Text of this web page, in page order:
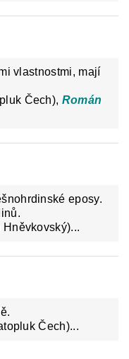
vlastnostmi, mají
Čech), Román
eposy.
Čech)...